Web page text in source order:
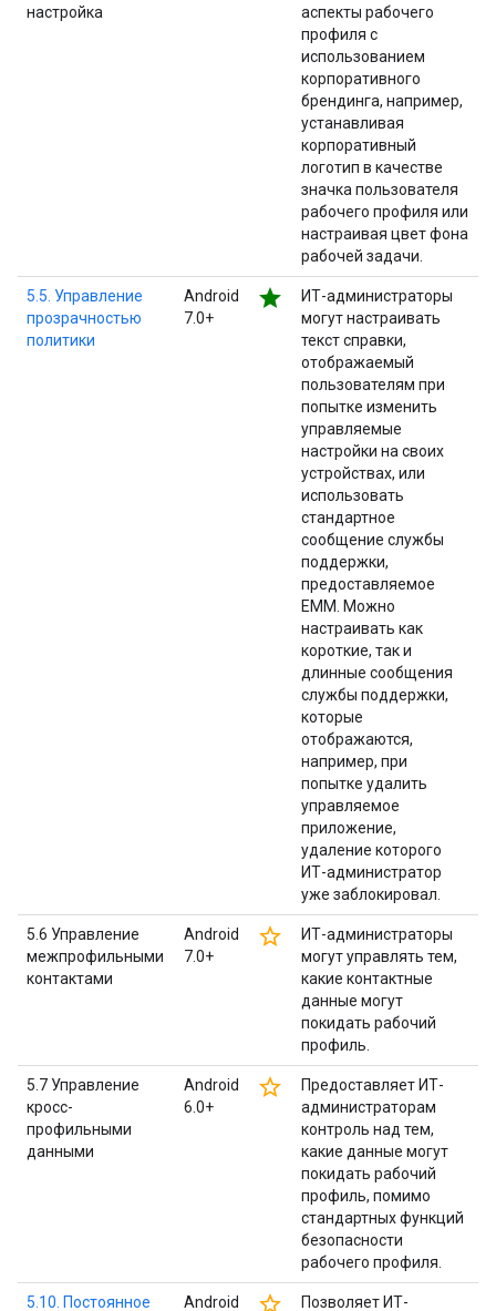
настройка
аспекты рабочего
профиля с
использованием
корпоративного
брендинга, например,
устанавливая
корпоративный
логотип в качестве
значка пользователя
рабочего профиля или
настраивая цвет фона
рабочей задачи.
5.5. Управление
прозрачностью
политики
Android
7.0+
star
ИТ-администраторы
могут настраивать
текст справки,
отображаемый
пользователям при
попытке изменить
управляемые
настройки на своих
устройствах, или
использовать
стандартное
сообщение службы
поддержки,
предоставляемое
EMM. Можно
настраивать как
короткие, так и
длинные сообщения
службы поддержки,
которые
отображаются,
например, при
попытке удалить
управляемое
приложение,
удаление которого
ИТ-администратор
уже заблокировал.
5.6 Управление
межпрофильными
контактами
Android
7.0+
star_border
ИТ-администраторы
могут управлять тем,
какие контактные
данные могут
покидать рабочий
профиль.
5.7 Управление
кросс-
профильными
данными
Android
6.0+
star_border
Предоставляет ИТ-
администраторам
контроль над тем,
какие данные могут
покидать рабочий
профиль, помимо
стандартных функций
безопасности
рабочего профиля.
5.10. Постоянное Android star_border Позволяет ИТ-